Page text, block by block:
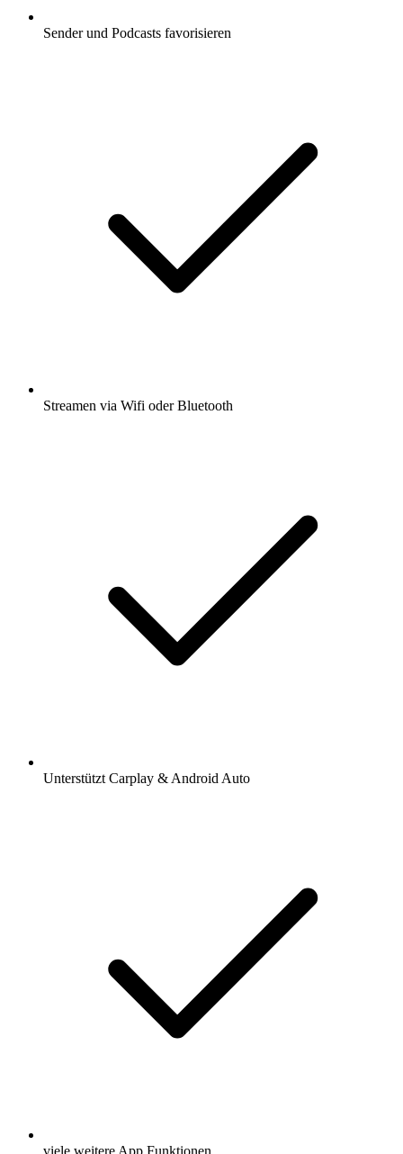
Sender und Podcasts favorisieren
Streamen via Wifi oder Bluetooth
Unterstützt Carplay & Android Auto